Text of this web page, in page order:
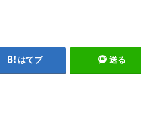
はてブ 送る